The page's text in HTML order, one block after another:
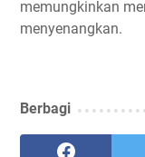
memungkinkan
menyenangkan.
Berbagi